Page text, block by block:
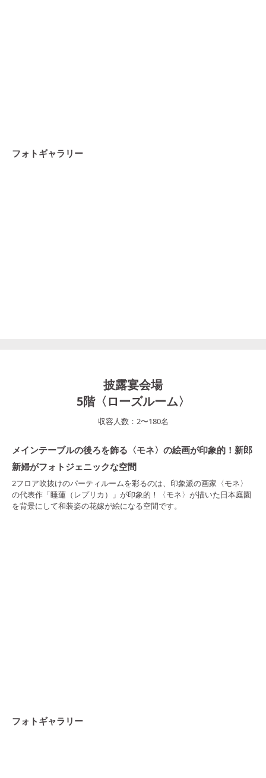
フォトギャラリー
披露宴会場
5階〈ローズルーム〉
収容人数： 2〜180名
メインテーブルの後ろを飾る〈モネ〉の絵画が印象的！新郎
新婦がフォトジェニックな空間
2フロア吹抜けのパーティルームを彩るのは、印象派の画家〈モネ〉
の代表作「睡蓮（レプリカ）」が印象的！〈モネ〉が描いた日本庭園
を背景にして和装姿の花嫁が絵になる空間です。
フォトギャラリー